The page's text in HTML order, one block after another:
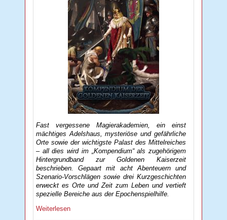
Fast vergessene Magierakademien, ein einst
mächtiges Adelshaus, mysteriöse und gefährliche
Orte sowie der wichtigste Palast des Mittelreiches
– all dies wird im „Kompendium“ als zugehörigem
Hintergrundband zur Goldenen Kaiserzeit
beschrieben. Gepaart mit acht Abenteuern und
Szenario-Vorschlägen sowie drei Kurzgeschichten
erweckt es Orte und Zeit zum Leben und vertieft
spezielle Bereiche aus der Epochenspielhilfe.
Weiterlesen